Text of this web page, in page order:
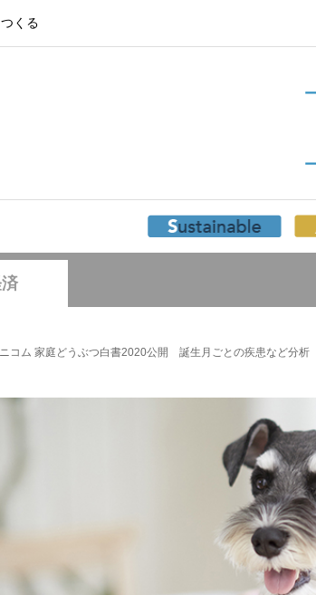
くる
コム 家庭どうぶつ白書2020公開 誕生月ごとの疾患など分析